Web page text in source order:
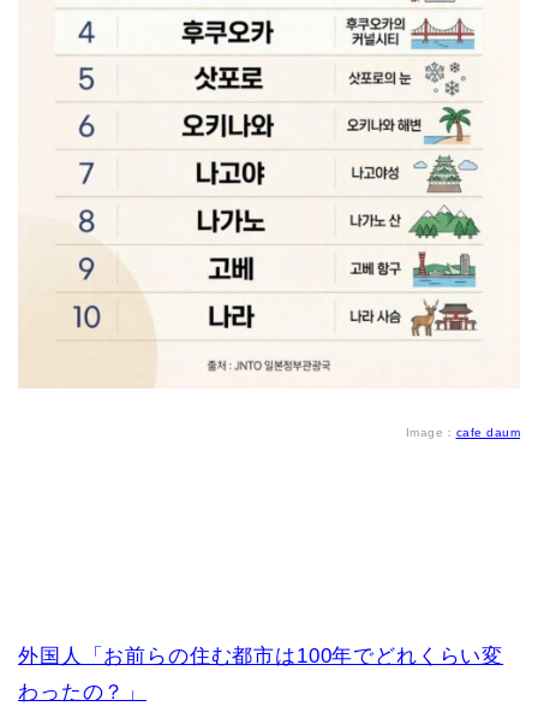
Image： cafe daum
外国人「お前らの住む都市は100年でどれくらい変
わったの？」